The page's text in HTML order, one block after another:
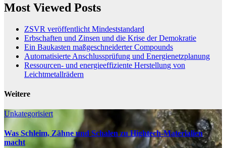
Most Viewed Posts
ZSVR veröffentlicht Mindeststandard
Erbschaften und Zinsen und die Krise der Demokratie
Ein Baukasten maßgeschneiderter Compounds
Automatisierte Anschlussprüfung und Energienetzplanung
Ressourcen- und energieeffiziente Herstellung von
Leichtmetallrädern
Weitere
Unkategorisiert
Was Schleim, Zähne und Schalen zu Hightech-Materialien
macht